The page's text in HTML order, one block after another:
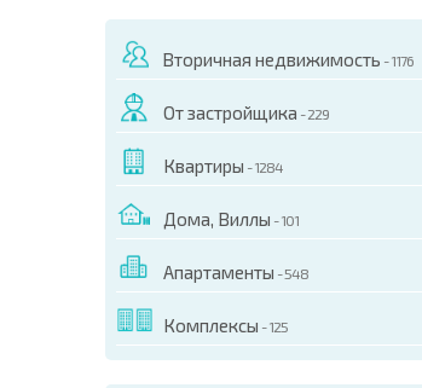
Вторичная недвижимость - 1176
От застройщика - 229
Квартиры - 1284
Дома, Виллы - 101
Апартаменты - 548
Комплексы - 125
ЭТОГО ОБЪЕКТА